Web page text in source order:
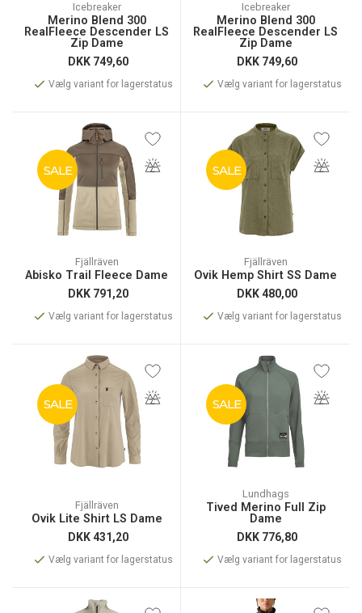
Icebreaker
Merino Blend 300
RealFleece Descender LS
Zip Dame
DKK 749,60
Vælg variant for lagerstatus
Icebreaker
Merino Blend 300
RealFleece Descender LS
Zip Dame
DKK 749,60
Vælg variant for lagerstatus
SALE
Fjällräven
Abisko Trail Fleece Dame
DKK 791,20
Vælg variant for lagerstatus
SALE
Fjällräven
Övik Hemp Shirt SS Dame
DKK480,00
Vælg variant for lagerstatus
SALE
Fjällräven
Övik Lite Shirt LS Dame
DKK431,20
Vælg variant for lagerstatus
SALE
Lundhags
Tived Merino Full Zip
Dame
DKK 776,80
Vælg variant for lagerstatus